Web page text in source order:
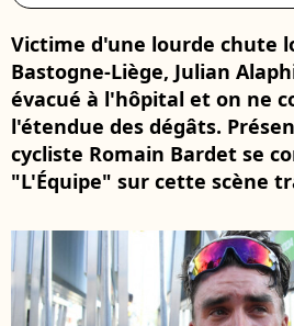
Victime d'une lourde chute
Bastogne-Liège, Julian
évacué à l'hôpital et on ne
l'étendue des dégâts.
cycliste Romain Bardet se
"L'Équipe" sur cette scène